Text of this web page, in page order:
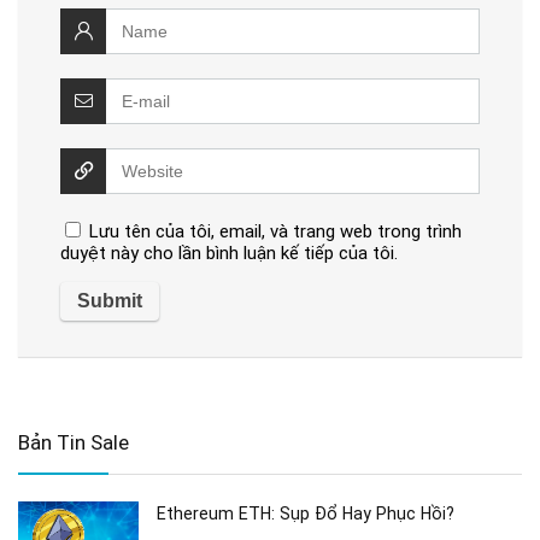
Lưu tên của tôi, email, và trang web trong trình
duyệt này cho lần bình luận kế tiếp của tôi.
Bản Tin Sale
Ethereum ETH: Sụp Đổ Hay Phục Hồi?